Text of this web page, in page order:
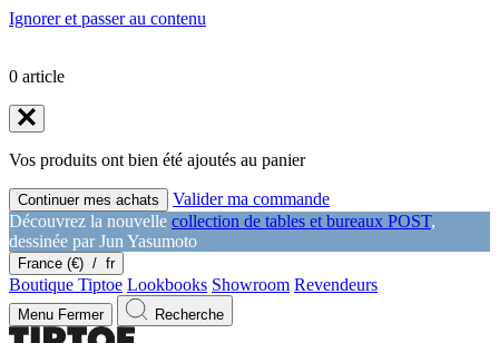
Ignorer et passer au contenu
0 article
Vos produits ont bien été ajoutés au panier
Continuer mes achats
Valider ma commande
Découvrez la nouvelle collection de tables et bureaux POST,
dessinée par Jun Yasumoto
France (€) / fr
Boutique Tiptoe Lookbooks Showroom Revendeurs
Menu Fermer Recherche